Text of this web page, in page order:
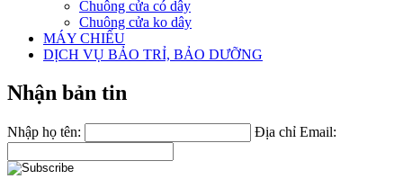
Chuông cửa có dây
Chuông cửa ko dây
MÁY CHIẾU
DỊCH VỤ BẢO TRỈ, BẢO DƯỠNG
Nhận bản tin
Nhập họ tên: Địa chỉ Email: